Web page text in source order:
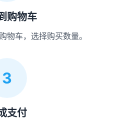
购物车
物车，选择购买数量。
3
支付